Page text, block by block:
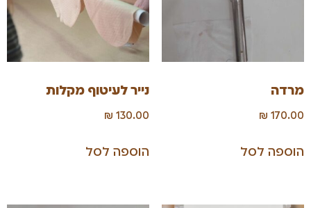
מרדה
₪ 170.00
הוספה לסל
נייר לעיטוף מקלות
₪ 130.00
הוספה לסל